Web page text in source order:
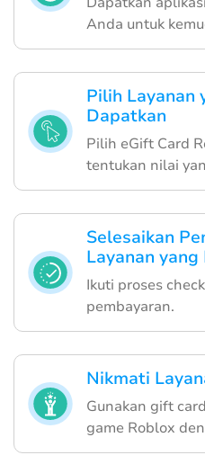
Anda untuk
Pilih Layanan
Dapatkan
Pilih eGift Card
tentukan nilai
Selesaikan
Layanan
Ikuti proses
pembayaran.
Nikmati
Gunakan gift
game Roblox